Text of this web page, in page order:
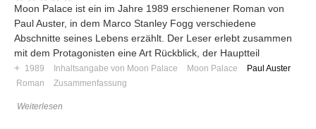
Woyzeck
Moon Palace ist ein im Jahre 1989 erschienener Roman von
Paul Auster, in dem Marco Stanley Fogg verschiedene
Abschnitte seines Lebens erzählt. Der Leser erlebt zusammen
mit dem Protagonisten eine Art Rückblick, der Hauptteil
+ 1989 Inhaltsangabe von Moon Palace Moon Palace
Paul Auster
Roman
Zusammenfassung
Weiterlesen